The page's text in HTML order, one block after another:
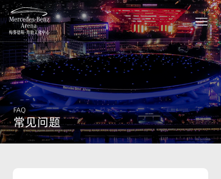
FAQ
常见问题